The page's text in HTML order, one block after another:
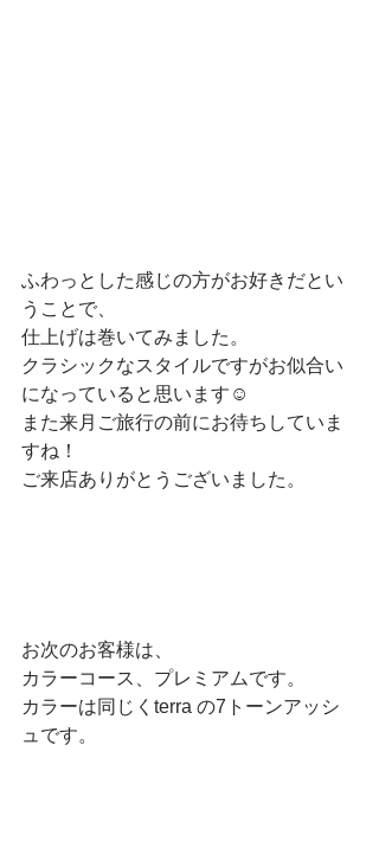
ふわっとした感じの方がお好きだとい
うことで、
仕上げは巻いてみました。
クラシックなスタイルですがお似合い
になっていると思います☺
また来月ご旅行の前にお待ちしていま
すね！
ご来店ありがとうございました。
お次のお客様は、
カラーコース、プレミアムです。
カラーは同じくterra の7トーンアッシ
ュです。